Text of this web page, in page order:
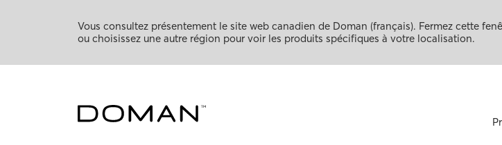
Vous consultez présentement le site web canadien de Doman (français). Fermez cette
ou choisissez une autre région pour voir les produits spécifiques à votre localisation.